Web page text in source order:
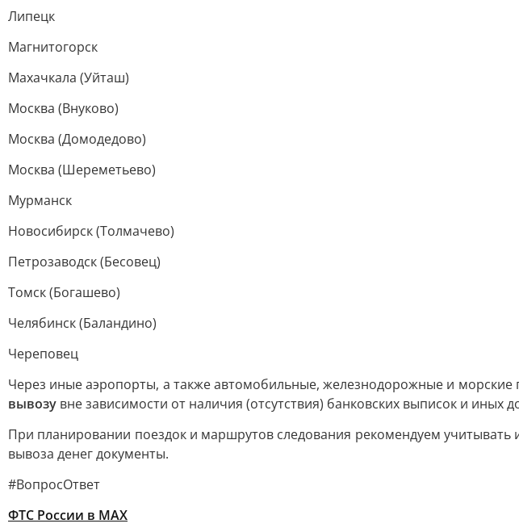
Липецк
Магнитогорск
Махачкала (Уйташ)
Москва (Внуково)
Москва (Домодедово)
Москва (Шереметьево)
Мурманск
Новосибирск (Толмачево)
Петрозаводск (Бесовец)
Томск (Богашево)
Челябинск (Баландино)
Череповец
Через иные аэропорты, а также автомобильные, железнодорожные и
вывозу вне зависимости от наличия (отсутствия) банковских выписок и иных
При планировании поездок и маршрутов следования рекомендуем
вывоза денег документы.
#ВопросОтвет
ФТС России в MAX